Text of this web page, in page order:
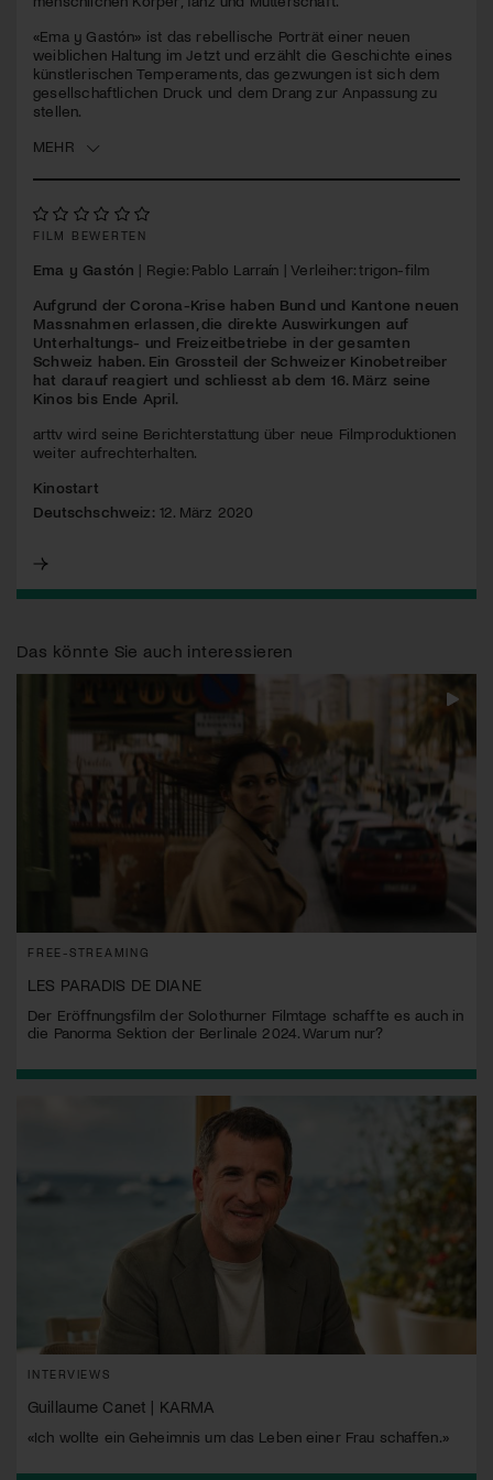
seconds
«Ema y Gastón» ist das rebellische Porträt einer neuen
weiblichen Haltung im Jetzt und erzählt die Geschichte eines
künstlerischen Temperaments, das gezwungen ist sich dem
gesellschaftlichen Druck und dem Drang zur Anpassung zu
stellen.
MEHR
FILM BEWERTEN
Ema y Gastón | Regie: Pablo Larraín | Verleiher: trigon-film
Aufgrund der Corona-Krise haben Bund und Kantone neuen
Massnahmen erlassen, die direkte Auswirkungen auf
Unterhaltungs- und Freizeitbetriebe in der gesamten
Schweiz haben. Ein Grossteil der Schweizer Kinobetreiber
hat darauf reagiert und schliesst ab dem 16. März seine
Kinos bis Ende April.
arttv wird seine Berichterstattung über neue Filmproduktionen
weiter aufrechterhalten.
Kinostart
Deutschschweiz: 12. März 2020
Das könnte Sie auch interessieren
FREE-STREAMING
LES PARADIS DE DIANE
Der Eröffnungsfilm der Solothurner Filmtage schaffte es auch in
die Panorma Sektion der Berlinale 2024. Warum nur?
INTERVIEWS
Guillaume Canet | KARMA
«Ich wollte ein Geheimnis um das Leben einer Frau schaffen.»
Jetzt Mitglied werden